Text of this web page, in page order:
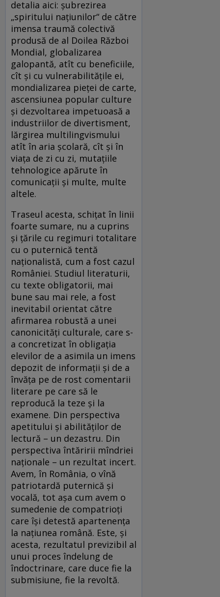
detalia aici: șubrezirea
„spiritului națiunilor“ de către
imensa traumă colectivă
produsă de al Doilea Război
Mondial, globalizarea
galopantă, atît cu beneficiile,
cît și cu vulnerabilitățile ei,
mondializarea pieței de carte,
ascensiunea popular culture
și dezvoltarea impetuoasă a
industriilor de divertisment,
lărgirea multilingvismului
atît în aria școlară, cît și în
viața de zi cu zi, mutațiile
tehnologice apărute în
comunicații și multe, multe
altele.
Traseul acesta, schițat în linii
foarte sumare, nu a cuprins
și țările cu regimuri totalitare
cu o puternică tentă
naționalistă, cum a fost cazul
României. Studiul literaturii,
cu texte obligatorii, mai
bune sau mai rele, a fost
inevitabil orientat către
afirmarea robustă a unei
canonicități culturale, care s-
a concretizat în obligația
elevilor de a asimila un imens
depozit de informații și de a
învăța pe de rost comentarii
literare pe care să le
reproducă la teze și la
examene. Din perspectiva
apetitului și abilităților de
lectură – un dezastru. Din
perspectiva întăririi mîndriei
naționale – un rezultat incert.
Avem, în România, o vînă
patriotardă puternică și
vocală, tot așa cum avem o
sumedenie de compatrioți
care își detestă apartenența
la națiunea română. Este, și
acesta, rezultatul previzibil al
unui proces îndelung de
îndoctrinare, care duce fie la
submisiune, fie la revoltă.